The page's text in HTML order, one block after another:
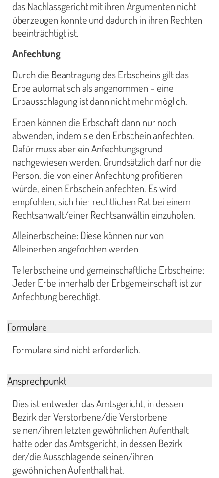
das Nachlassgericht mit ihren Argumenten nicht
überzeugen konnte und dadurch in ihren Rechten
beeinträchtigt ist.
Anfechtung
Durch die Beantragung des Erbscheins gilt das
Erbe automatisch als angenommen – eine
Erbausschlagung ist dann nicht mehr möglich.
Erben können die Erbschaft dann nur noch
abwenden, indem sie den Erbschein anfechten.
Dafür muss aber ein Anfechtungsgrund
nachgewiesen werden. Grundsätzlich darf nur die
Person, die von einer Anfechtung profitieren
würde, einen Erbschein anfechten. Es wird
empfohlen, sich hier rechtlichen Rat bei einem
Rechtsanwalt/einer Rechtsanwältin einzuholen.
Alleinerbscheine: Diese können nur von
Alleinerben angefochten werden.
Teilerbscheine und gemeinschaftliche Erbscheine:
Jeder Erbe innerhalb der Erbgemeinschaft ist zur
Anfechtung berechtigt.
Formulare
Formulare sind nicht erforderlich.
Ansprechpunkt
Dies ist entweder das Amtsgericht, in dessen
Bezirk der Verstorbene/die Verstorbene
seinen/ihren letzten gewöhnlichen Aufenthalt
hatte oder das Amtsgericht, in dessen Bezirk
der/die Ausschlagende seinen/ihren
gewöhnlichen Aufenthalt hat.